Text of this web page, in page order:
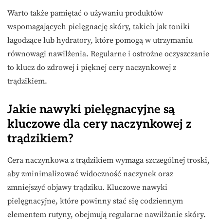
Warto także pamiętać o używaniu produktów
wspomagających pielęgnację skóry, takich jak toniki
łagodzące lub hydratory, które pomogą w utrzymaniu
równowagi nawilżenia. Regularne i ostrożne oczyszczanie
to klucz do zdrowej i pięknej cery naczynkowej z
trądzikiem.
Jakie nawyki pielęgnacyjne są
kluczowe dla cery naczynkowej z
trądzikiem?
Cera naczynkowa z trądzikiem wymaga szczególnej troski,
aby zminimalizować widoczność naczynek oraz
zmniejszyć objawy trądziku. Kluczowe nawyki
pielęgnacyjne, które powinny stać się codziennym
elementem rutyny, obejmują regularne nawilżanie skóry.